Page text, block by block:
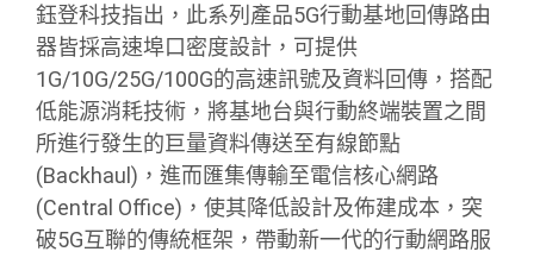
鈺登科技指出，此系列產品5G行動基地回傳路由
器皆採高速埠口密度設計，可提供
1G/10G/25G/100G的高速訊號及資料回傳，搭配
低能源消耗技術，將基地台與行動終端裝置之間
所進行發生的巨量資料傳送至有線節點
(Backhaul)，進而匯集傳輸至電信核心網路
(Central Office)，使其降低設計及佈建成本，突
破5G互聯的傳統框架，帶動新一代的行動網路服